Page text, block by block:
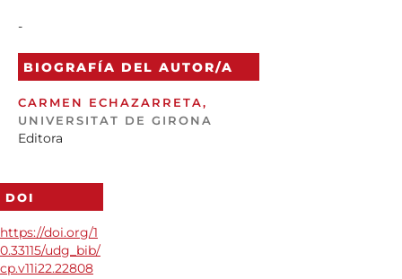
-
BIOGRAFÍA DEL AUTOR/A
CARMEN ECHAZARRETA,
UNIVERSITAT DE GIRONA
Editora
DOI
https://doi.org/1
0.33115/udg_bib/
cp.v11i22.22808